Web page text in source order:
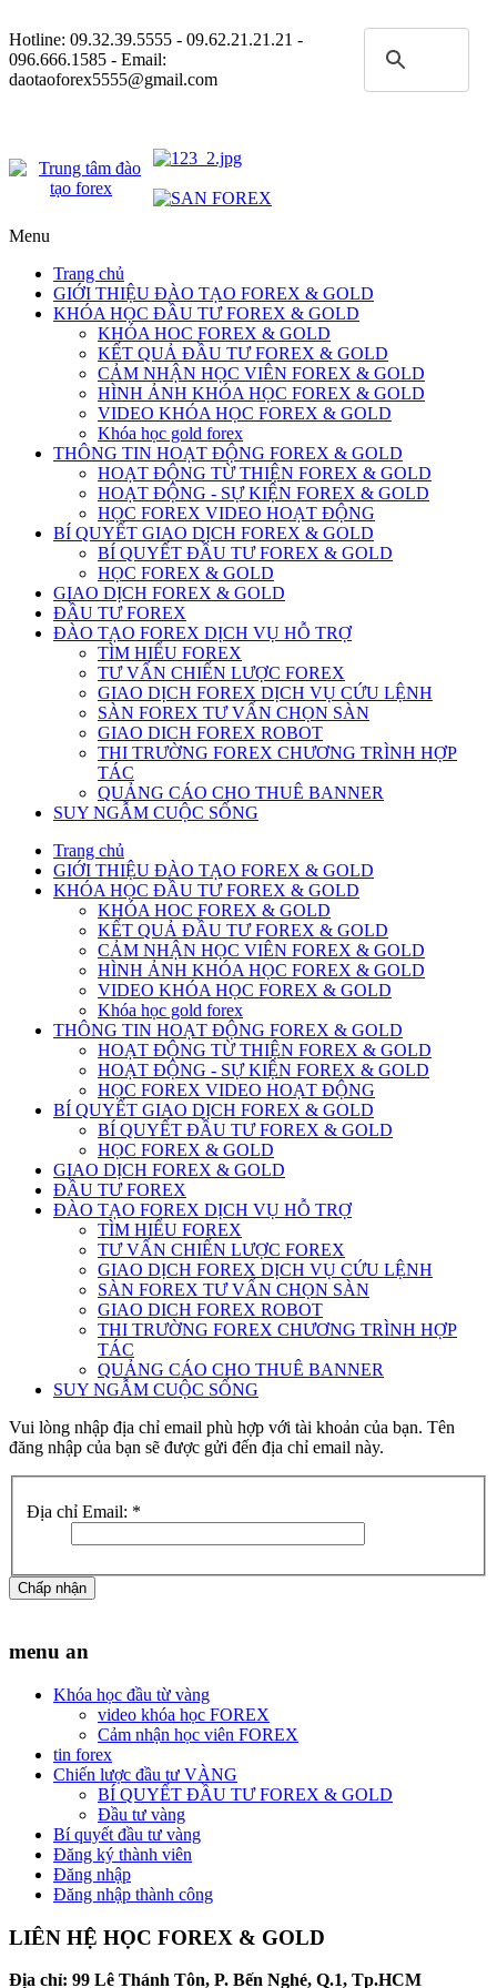
Hotline: 09.32.39.5555 - 09.62.21.21.21 -
096.666.1585 - Email:
daotaoforex5555@gmail.com
Menu
Trang chủ
GIỚI THIỆU ĐÀO TẠO FOREX & GOLD
KHÓA HỌC ĐẦU TƯ FOREX & GOLD
KHÓA HOC FOREX & GOLD
KẾT QUẢ ĐẦU TƯ FOREX & GOLD
CẢM NHẬN HỌC VIÊN FOREX & GOLD
HÌNH ẢNH KHÓA HỌC FOREX & GOLD
VIDEO KHÓA HỌC FOREX & GOLD
Khóa học gold forex
THÔNG TIN HOẠT ĐỘNG FOREX & GOLD
HOẠT ĐỘNG TỪ THIỆN FOREX & GOLD
HOẠT ĐỘNG - SỰ KIỆN FOREX & GOLD
HỌC FOREX VIDEO HOẠT ĐỘNG
BÍ QUYẾT GIAO DỊCH FOREX & GOLD
BÍ QUYẾT ĐẦU TƯ FOREX & GOLD
HỌC FOREX & GOLD
GIAO DỊCH FOREX & GOLD
ĐẦU TƯ FOREX
ĐÀO TẠO FOREX DỊCH VỤ HỖ TRỢ
TÌM HIỂU FOREX
TƯ VẤN CHIẾN LƯỢC FOREX
GIAO DỊCH FOREX DỊCH VỤ CỨU LỆNH
SÀN FOREX TƯ VẤN CHỌN SÀN
GIAO DICH FOREX ROBOT
THI TRƯỜNG FOREX CHƯƠNG TRÌNH HỢP
TÁC
QUẢNG CÁO CHO THUÊ BANNER
SUY NGẪM CUỘC SỐNG
Trang chủ
GIỚI THIỆU ĐÀO TẠO FOREX & GOLD
KHÓA HỌC ĐẦU TƯ FOREX & GOLD
KHÓA HOC FOREX & GOLD
KẾT QUẢ ĐẦU TƯ FOREX & GOLD
CẢM NHẬN HỌC VIÊN FOREX & GOLD
HÌNH ẢNH KHÓA HỌC FOREX & GOLD
VIDEO KHÓA HỌC FOREX & GOLD
Khóa học gold forex
THÔNG TIN HOẠT ĐỘNG FOREX & GOLD
HOẠT ĐỘNG TỪ THIỆN FOREX & GOLD
HOẠT ĐỘNG - SỰ KIỆN FOREX & GOLD
HỌC FOREX VIDEO HOẠT ĐỘNG
BÍ QUYẾT GIAO DỊCH FOREX & GOLD
BÍ QUYẾT ĐẦU TƯ FOREX & GOLD
HỌC FOREX & GOLD
GIAO DỊCH FOREX & GOLD
ĐẦU TƯ FOREX
ĐÀO TẠO FOREX DỊCH VỤ HỖ TRỢ
TÌM HIỂU FOREX
TƯ VẤN CHIẾN LƯỢC FOREX
GIAO DỊCH FOREX DỊCH VỤ CỨU LỆNH
SÀN FOREX TƯ VẤN CHỌN SÀN
GIAO DICH FOREX ROBOT
THI TRƯỜNG FOREX CHƯƠNG TRÌNH HỢP
TÁC
QUẢNG CÁO CHO THUÊ BANNER
SUY NGẪM CUỘC SỐNG
Vui lòng nhập địa chỉ email phù hợp với tài khoản của bạn. Tên
đăng nhập của bạn sẽ được gửi đến địa chỉ email này.
Địa chỉ Email: *
Chấp nhận
menu an
Khóa học đầu từ vàng
video khóa học FOREX
Cảm nhận học viên FOREX
tin forex
Chiến lược đầu tư VÀNG
BÍ QUYẾT ĐẦU TƯ FOREX & GOLD
Đầu tư vàng
Bí quyết đầu tư vàng
Đăng ký thành viên
Đăng nhập
Đăng nhập thành công
LIÊN HỆ HỌC FOREX & GOLD
Địa chỉ: 99 Lê Thánh Tôn, P. Bến Nghé, Q.1, Tp.HCM